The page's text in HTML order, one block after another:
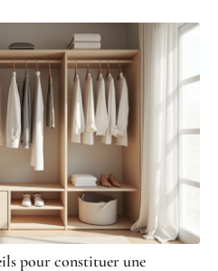
pour constituer une